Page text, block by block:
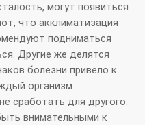
могут появиться
что акклиматизация
подниматься
Другие же делятся
болезни привело к
организм
сработать для другого.
внимательными к